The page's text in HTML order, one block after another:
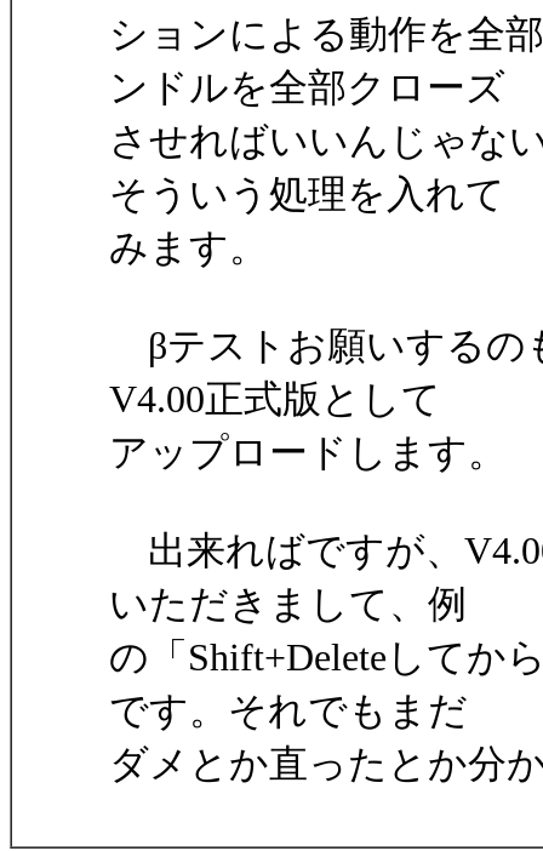
ションによる動作を全
ンドルを全部クローズ
させればいいんじゃな
そういう処理を入れて
みます。
βテストお願いするの
V4.00正式版として
アップロードします。
出来ればですが、
いただきまして、例
の「Shift+Deleteしてか
です。それでもまだ
ダメとか直ったとか分